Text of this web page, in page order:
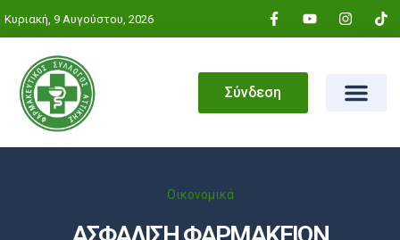
Κυριακή, 9 Αυγούστου, 2026
Σύνδεση
Οικονομικά